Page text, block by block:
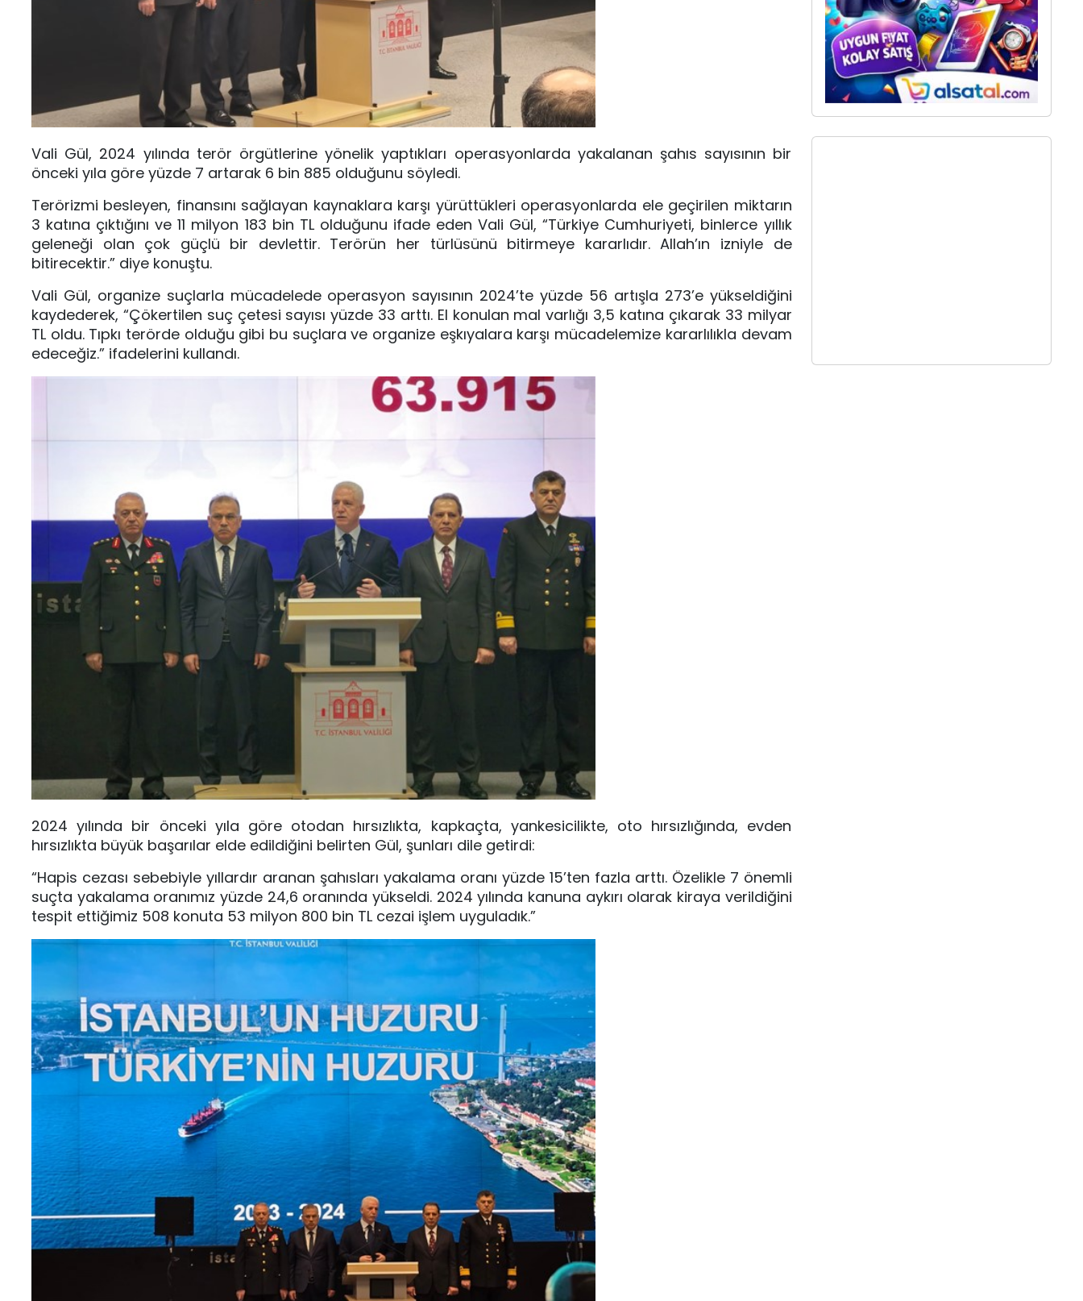
Vali Gül, 2024 yılında terör örgütlerine yönelik yaptıkları operasyonlarda yakalanan şahıs sayısının bir
önceki yıla göre yüzde 7 artarak 6 bin 885 olduğunu söyledi.
Terörizmi besleyen, finansını sağlayan kaynaklara karşı yürüttükleri operasyonlarda ele geçirilen miktarın
3 katına çıktığını ve 11 milyon 183 bin TL olduğunu ifade eden Vali Gül, “Türkiye Cumhuriyeti, binlerce yıllık
geleneği olan çok güçlü bir devlettir. Terörün her türlüsünü bitirmeye kararlıdır. Allah’ın izniyle de
bitirecektir.” diye konuştu.
Vali Gül, organize suçlarla mücadelede operasyon sayısının 2024’te yüzde 56 artışla 273’e yükseldiğini
kaydederek, “Çökertilen suç çetesi sayısı yüzde 33 arttı. El konulan mal varlığı 3,5 katına çıkarak 33 milyar
TL oldu. Tıpkı terörde olduğu gibi bu suçlara ve organize eşkıyalara karşı mücadelemize kararlılıkla devam
edeceğiz.” ifadelerini kullandı.
2024 yılında bir önceki yıla göre otodan hırsızlıkta, kapkaçta, yankesicilikte, oto hırsızlığında, evden
hırsızlıkta büyük başarılar elde edildiğini belirten Gül, şunları dile getirdi:
“Hapis cezası sebebiyle yıllardır aranan şahısları yakalama oranı yüzde 15’ten fazla arttı. Özelikle 7 önemli
suçta yakalama oranımız yüzde 24,6 oranında yükseldi. 2024 yılında kanuna aykırı olarak kiraya verildiğini
tespit ettiğimiz 508 konuta 53 milyon 800 bin TL cezai işlem uyguladık.”